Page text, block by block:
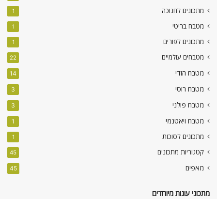
מתכונים לחנוכה 1
מטבח בריטי 1
מתכונים לפורים 1
מטבחים עולמיים 22
מטבח הודי 14
מטבח רוסי 3
מטבח פולני 3
מטבח ויאטנמי 1
מתכונים לסוכות 1
קטגוריות מתכונים 45
מאפים 45
מתכוני עוגות מיוחדים